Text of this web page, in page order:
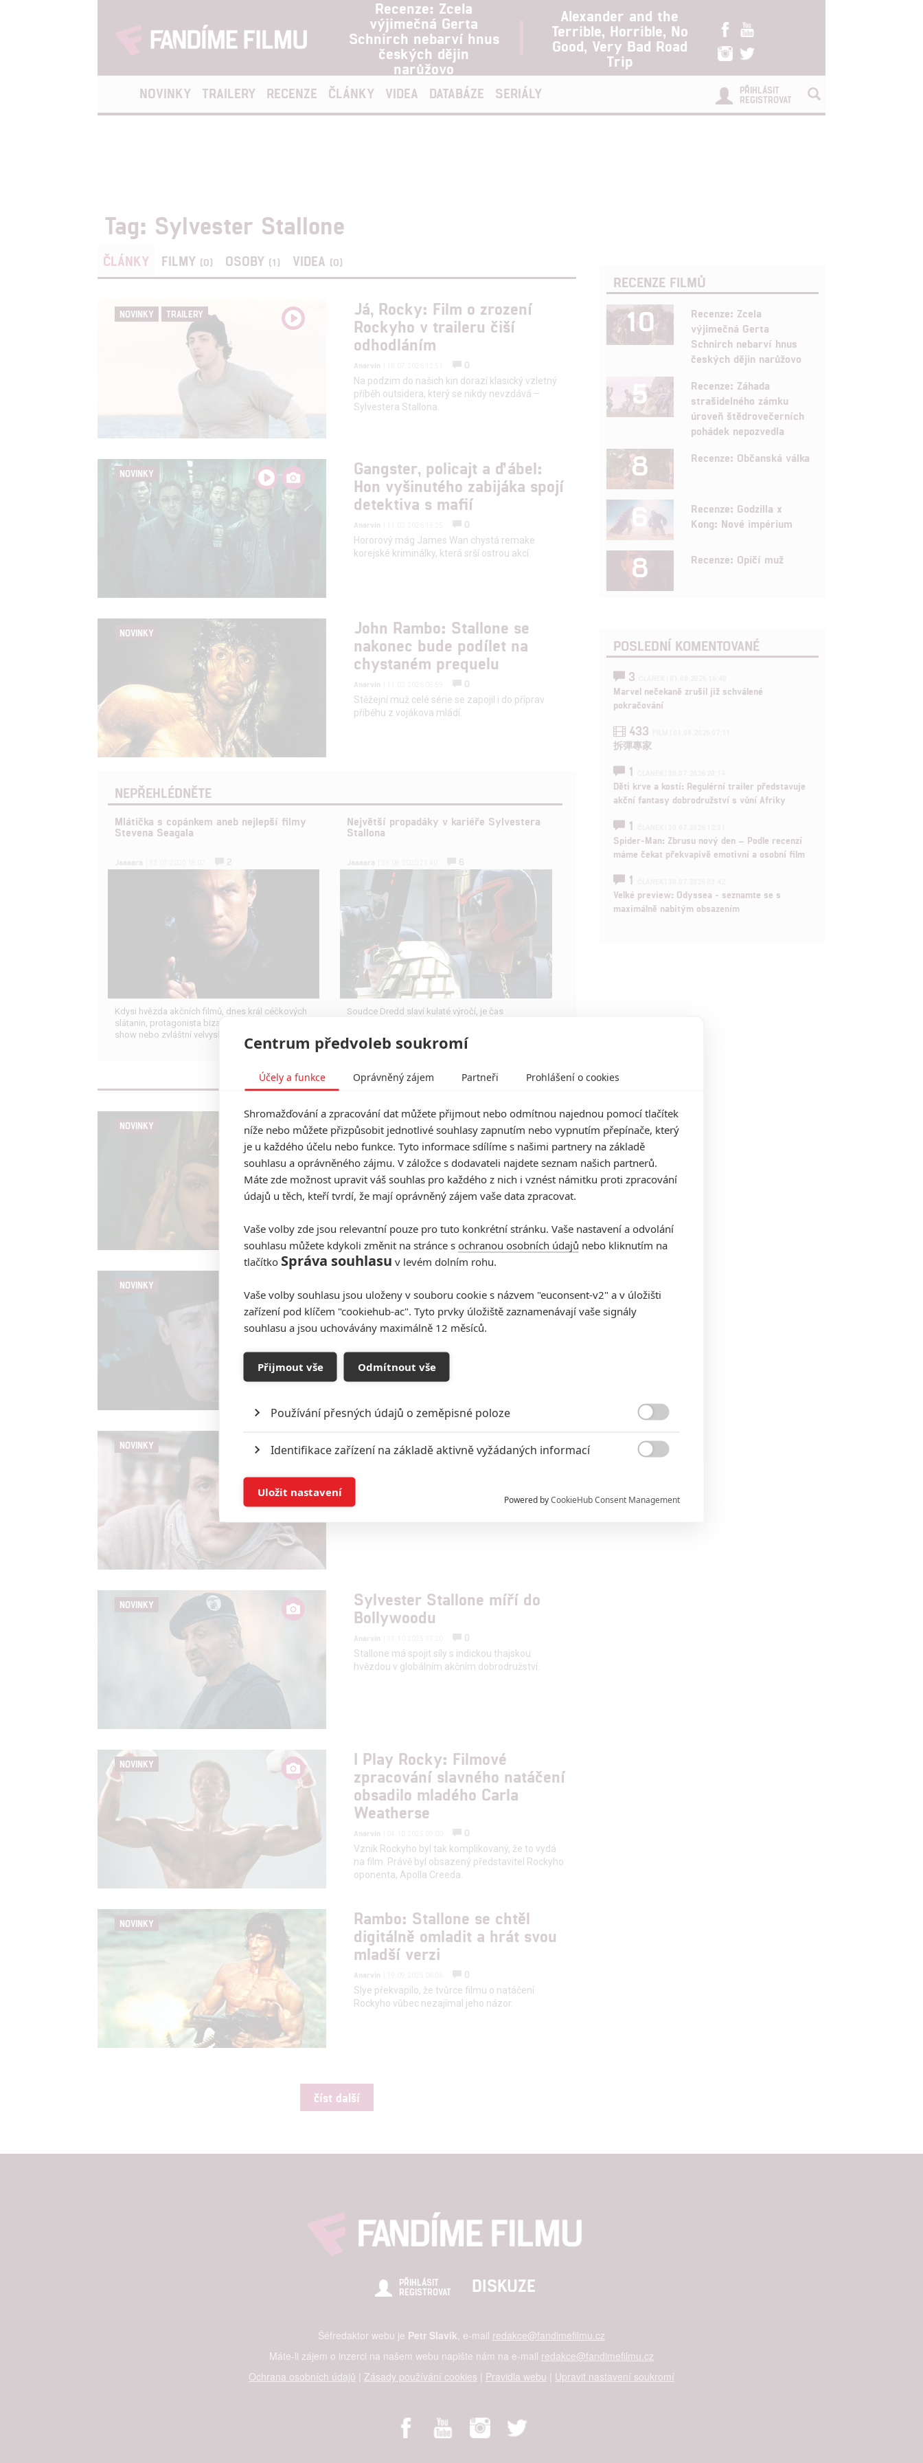
Recenze: Zcela
výjimečná Gerta
Schnirch nebarví hnus
českých dějin
narůžovo
Alexander and the
Terrible, Horrible, No
Good, Very Bad Road
Trip
NOVINKY TRAILERY RECENZE ČLÁNKY VIDEA DATABÁZE SERIÁLY
PŘIHLÁSIT
REGISTROVAT
Tag: Sylvester Stallone
ČLÁNKY FILMY (0) OSOBY (1) VIDEA (0)
NOVINKY TRAILERY
Já, Rocky: Film o zrození
Rockyho v traileru čiší
odhodláním
Anarvin
0
Na podzim do našich kin dorazí klasický vzletný
příběh outsidera, který se nikdy nevzdává –
Sylvestera Stallona.
NOVINKY
Gangster, policajt a ďábel:
Hon vyšinutého zabijáka spojí
detektiva s mafií
Anarvin
0
Hororový mág James Wan chystá remake
korejské kriminálky, která srší ostrou akcí.
NOVINKY
John Rambo: Stallone se
nakonec bude podílet na
chystaném prequelu
Anarvin
0
Stěžejní muž celé série se zapojil i do příprav
příběhu z vojákova mládí.
NEPŘEHLÉDNĚTE
Mlátička s copánkem aneb nejlepší filmy
Stevena Seagala
Kdysi hvězda akčních filmů, dnes král céčkových
slátanin, protagonista bizarní policejní reality
show nebo zvláštní velvyslanec Ruska.
Největší propadáky v kariéře Sylvestera
Stallona
Soudce Dredd slaví kulaté výročí, je čas
NOVINKY
Zlaté maliny: Za titulem
nejhoršího filmu ruku si jde
Sněhurka
Anarvin | 22.01.2026 06:22
0
Nechvalně proslulé anticeny mají pifku na režiséry
Avengers a pořád se vozí po Stalloneovi.
NOVINKY
nejnebezpečnější scény své
kariéry
Rudmen
Při natáčení Demolition Mana mohl Stallone
umřít. Hned dvakrát.
NOVINKY
Stallona na prvních fotkách
Anarvin
Obsazení se rozrostlo o další představitele
skutečných historických osobností.
NOVINKY
Sylvester Stallone míří do
Bollywoodu
Anarvin
0
Stallone má spojit síly s indickou thajskou
hvězdou v globálním akčním dobrodružství.
NOVINKY
I Play Rocky: Filmové
zpracování slavného natáčení
obsadilo mladého Carla
Weatherse
Anarvin
0
Vznik Rockyho byl tak komplikovaný, že to vydá
na film. Právě byl obsazený představitel Rockyho
oponenta, Apolla Creeda.
NOVINKY
Rambo: Stallone se chtěl
digitálně omladit a hrát svou
mladší verzi
Anarvin
0
Slye překvapilo, že tvůrce filmu o natáčení
Rockyho vůbec nezajímal jeho názor.
číst další
RECENZE FILMŮ
10
Recenze: Zcela
výjimečná Gerta
Schnirch nebarví hnus
českých dějin narůžovo
5
Recenze: Záhada
strašidelného zámku
úroveň štědrovečerních
pohádek nepozvedla
8 Recenze: Občanská válka
6
Recenze: Godzilla x
Kong: Nové impérium
8 Recenze: Opičí muž
POSLEDNÍ KOMENTOVANÉ
3
Marvel nečekaně zrušil již schválené
pokračování
433
拆彈專家
1
Děti krve a kostí: Regulérní trailer představuje
akční fantasy dobrodružství s vůní Afriky
1
Spider-Man: Zbrusu nový den – Podle recenzí
máme čekat překvapivě emotivní a osobní film
1
Velké preview: Odyssea - seznamte se s
maximálně nabitým obsazením
PŘIHLÁSIT
REGISTROVAT
DISKUZE
Šéfredaktor webu je Petr Slavík, e-mail redakce@fandimefilmu.cz
Máte-li zájem o inzerci na našem webu napište nám na e-mail redakce@fandimefilmu.cz
Ochrana osobních údajů | Zásady používání cookies | Pravidla webu | Upravit nastavení soukromí
Centrum předvoleb soukromí
Účely a funkce Oprávněný zájem Partneři Prohlášení o cookies
Shromažďování a zpracování dat můžete přijmout nebo odmítnou najednou pomocí tlačítek
níže nebo můžete přizpůsobit jednotlivé souhlasy zapnutím nebo vypnutím přepínače, který
je u každého účelu nebo funkce. Tyto informace sdílíme s našimi partnery na základě
souhlasu a oprávněného zájmu. V záložce s dodavateli najdete seznam našich partnerů.
Máte zde možnost upravit váš souhlas pro každého z nich i vznést námitku proti zpracování
údajů u těch, kteří tvrdí, že mají oprávněný zájem vaše data zpracovat.
Vaše volby zde jsou relevantní pouze pro tuto konkrétní stránku. Vaše nastavení a odvolání
souhlasu můžete kdykoli změnit na stránce s ochranou osobních údajů nebo kliknutím na
tlačítko Správa souhlasu v levém dolním rohu.
Vaše volby souhlasu jsou uloženy v souboru cookie s názvem "euconsent-v2" a v úložišti
zařízení pod klíčem "cookiehub-ac". Tyto prvky úložiště zaznamenávají vaše signály
souhlasu a jsou uchovávány maximálně 12 měsíců.
Přijmout vše Odmítnout vše
Používání přesných údajů o zeměpisné poloze
Identifikace zařízení na základě aktivně vyžádaných informací
Ukládání a/nebo přístup k informacím v zařízení

Reklama založená na omezených údajích a měření reklamy
Personalizovaný obsah, měření obsahu, průzkum publika a vývoj
Udělením souhlasu s účely a funkcemi zde uvedenými dáváte nám i našim partnerům
možnost: Zajištění bezpečnosti, předcházení a zjišťování podvodů a odstraňování chyb,
Poskytování a zobrazování reklamy a obsahu
Powered byCookieHub Consent Management
Uložit nastavení